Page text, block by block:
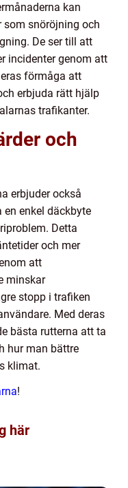
kan
som snöröjning och
De ser till att
incidenter genom att
förmåga att
erbjuda rätt hjälp
trafikanter.
och
erbjuder också
enkel däckbyte
Detta
och mer
att
minskar
stopp i trafiken
Med deras
bästa rutterna att ta
hur man bättre
klimat.
!
här